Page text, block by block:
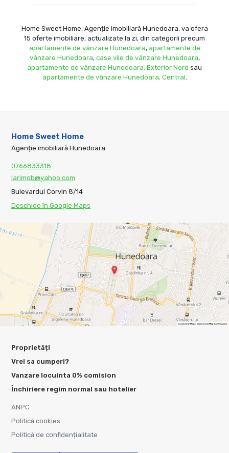
Home Sweet Home, Agenție imobiliară Hunedoara, va ofera
15 oferte imobiliare, actualizate la zi, din categorii precum
apartamente de vânzare Hunedoara, apartamente de
vânzare Hunedoara, case vile de vânzare Hunedoara,
apartamente de vânzare Hunedoara, Exterior Nord sau
apartamente de vânzare Hunedoara, Central.
Home Sweet Home
Agenție imobiliară Hunedoara
0766833318
larimob@yahoo.com
Bulevardul Corvin 8/14
Deschide în Google Maps
Proprietăți
Vrei sa cumperi?
Vanzare locuinta 0% comision
Închiriere regim normal sau hotelier
ANPC
Politică cookies
Politică de confidențialitate